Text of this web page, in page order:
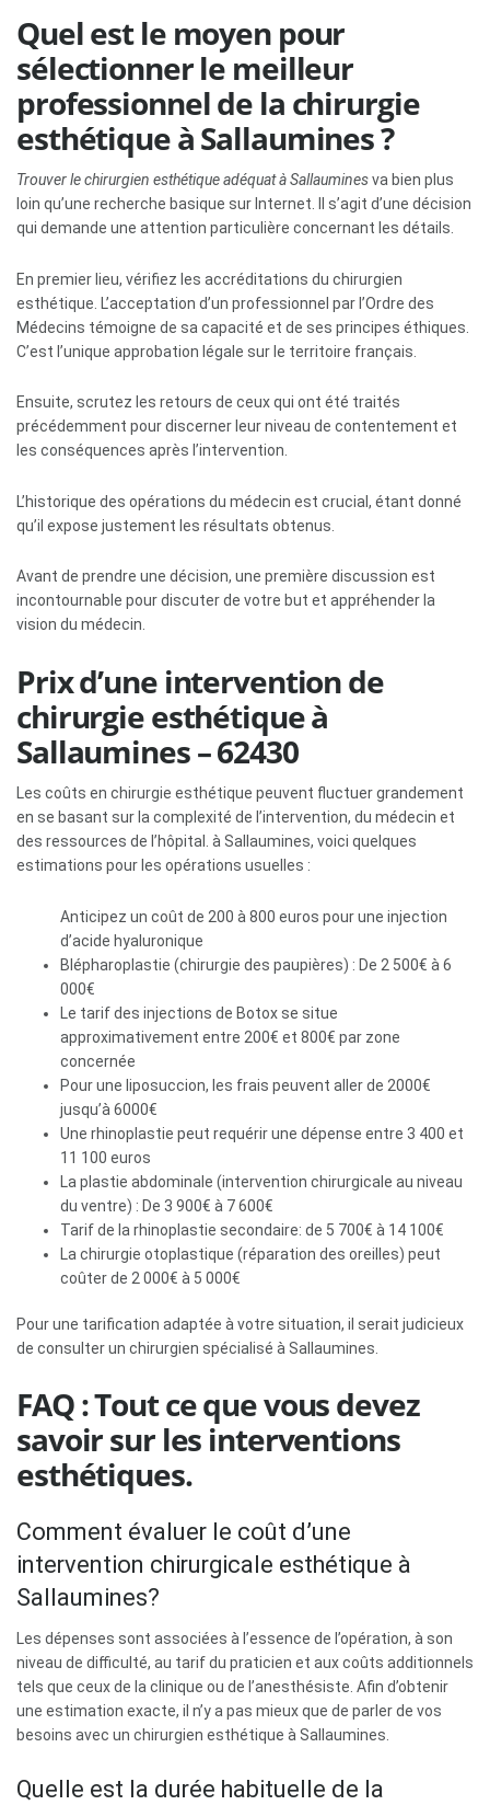
Quel est le moyen pour
sélectionner le meilleur
professionnel de la chirurgie
esthétique à Sallaumines ?
Trouver le chirurgien esthétique adéquat à Sallauminesva bien plus
loin qu’une recherche basique sur Internet. Il s’agit d’une décision
qui demande une attention particulière concernant les détails.
En premier lieu, vérifiez les accréditations du chirurgien
esthétique. L’acceptation d’un professionnel par l’Ordre des
Médecins témoigne de sa capacité et de ses principes éthiques.
C’est l’unique approbation légale sur le territoire français.
Ensuite, scrutez les retours de ceux qui ont été traités
précédemment pour discerner leur niveau de contentement et
les conséquences après l’intervention.
L’historique des opérations du médecin est crucial, étant donné
qu’il expose justement les résultats obtenus.
Avant de prendre une décision, une première discussion est
incontournable pour discuter de votre but et appréhender la
vision du médecin.
Prix d’une intervention de
chirurgie esthétique à
Sallaumines – 62430
Les coûts en chirurgie esthétique peuvent fluctuer grandement
en se basant sur la complexité de l’intervention, du médecin et
des ressources de l’hôpital. à Sallaumines, voici quelques
estimations pour les opérations usuelles :
Anticipez un coût de 200 à 800 euros pour une injection
d’acide hyaluronique
Blépharoplastie (chirurgie des paupières) : De 2 500€ à 6
000€
Le tarif des injections de Botox se situe
approximativement entre 200€ et 800€ par zone
concernée
Pour une liposuccion, les frais peuvent aller de 2000€
jusqu’à 6000€
Une rhinoplastie peut requérir une dépense entre 3 400 et
11 100 euros
La plastie abdominale (intervention chirurgicale au niveau
du ventre) : De 3 900€ à 7 600€
Tarif de la rhinoplastie secondaire: de 5 700€ à 14 100€
La chirurgie otoplastique (réparation des oreilles) peut
coûter de 2 000€ à 5 000€
Pour une tarification adaptée à votre situation, il serait judicieux
de consulter un chirurgien spécialisé à Sallaumines.
FAQ : Tout ce que vous devez
savoir sur les interventions
esthétiques.
Comment évaluer le coût d’une
intervention chirurgicale esthétique à
Sallaumines?
Les dépenses sont associées à l’essence de l’opération, à son
niveau de difficulté, au tarif du praticien et aux coûts additionnels
tels que ceux de la clinique ou de l’anesthésiste. Afin d’obtenir
une estimation exacte, il n’y a pas mieux que de parler de vos
besoins avec un chirurgien esthétique à Sallaumines.
Quelle est la durée habituelle de la